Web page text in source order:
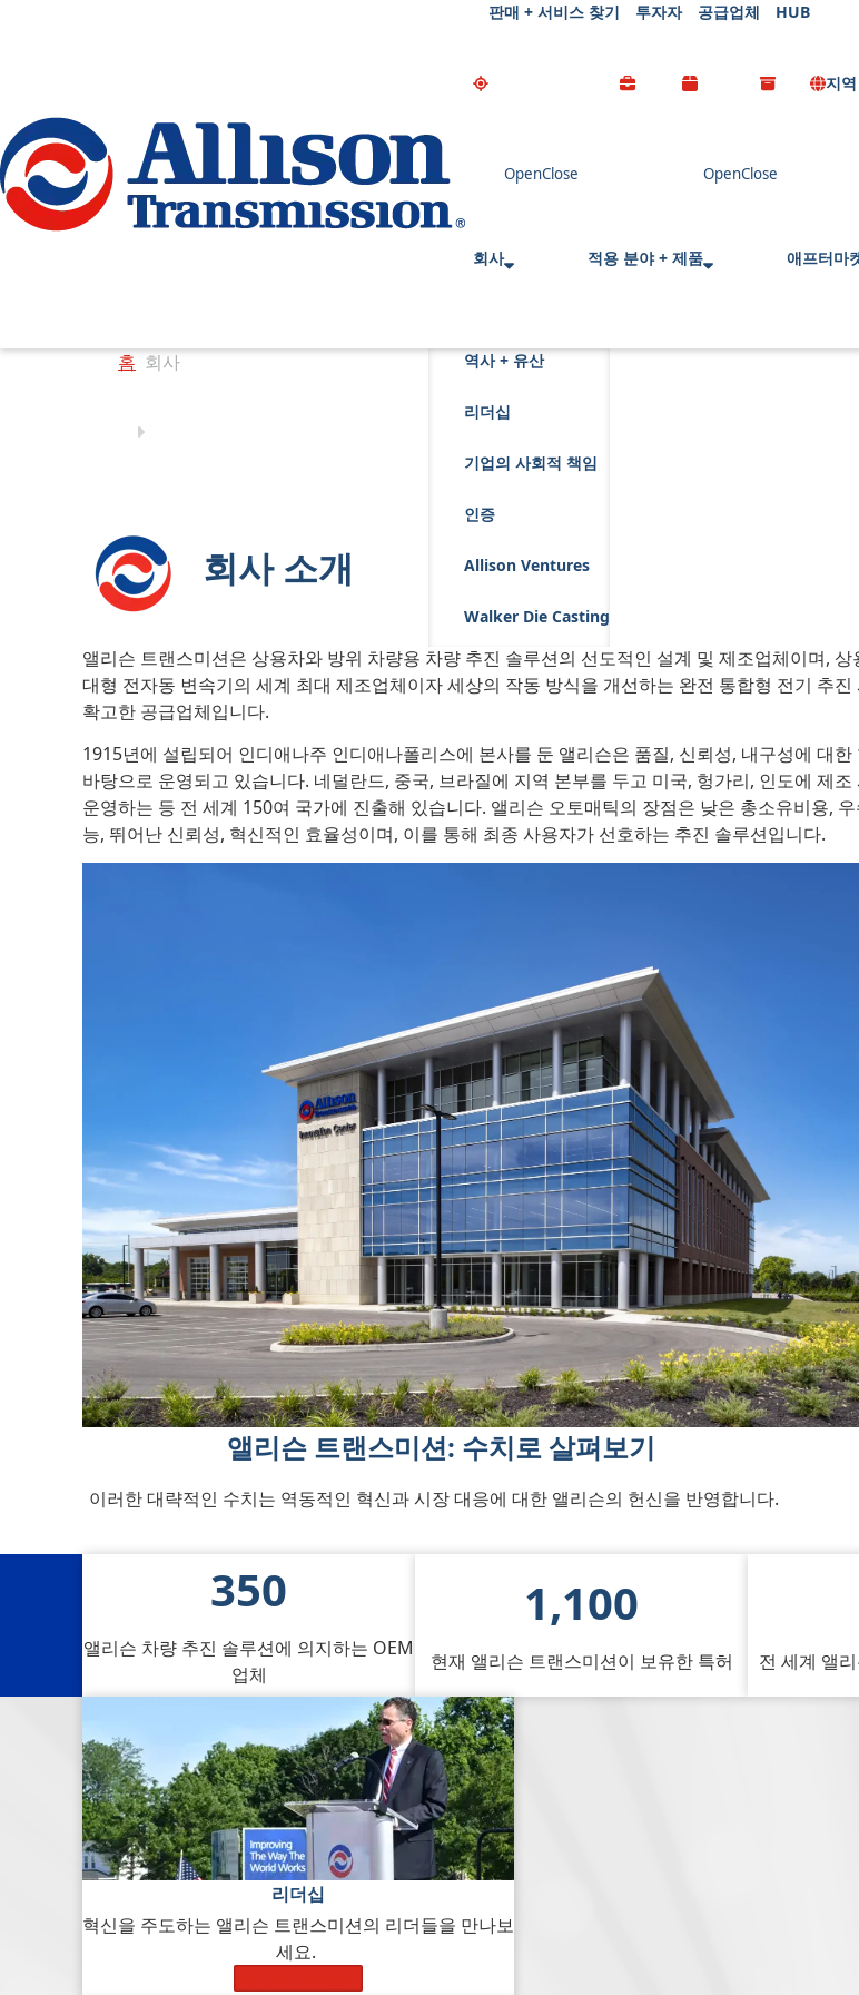
Go Home
판매 + 서비스 찾기 투자자 공급업체 HUB
지
회사
역사 + 유산
리더십
기업의 사회적 책임
인증
Allison Ventures
Walker Die Casting
적용 분야 + 제품 애프터마
홈 회사
회사 소개
앨리슨 트랜스미션은 상용차와 방위 차량용 차량 추진 솔루션의 선도적인 설계 및 제조업체이며, 상
대형 전자동 변속기의 세계 최대 제조업체이자 세상의 작동 방식을 개선하는 완전 통합형 전기 추진
확고한 공급업체입니다.
1915년에 설립되어 인디애나주 인디애나폴리스에 본사를 둔 앨리슨은 품질, 신뢰성, 내구성에 대한
바탕으로 운영되고 있습니다. 네덜란드, 중국, 브라질에 지역 본부를 두고 미국, 헝가리, 인도에 제조
운영하는 등 전 세계 150여 국가에 진출해 있습니다. 앨리슨 오토매틱의 장점은 낮은 총소유비용, 우
능, 뛰어난 신뢰성, 혁신적인 효율성이며, 이를 통해 최종 사용자가 선호하는 추진 솔루션입니다.
앨리슨 트랜스미션: 수치로 살펴보기
이러한 대략적인 수치는 역동적인 혁신과 시장 대응에 대한 앨리슨의 헌신을 반영합니다.
수치로 앨리슨 살펴보기
350
앨리슨 차량 추진 솔루션에 의지하는 OEM
업체
1,100
현재 앨리슨 트랜스미션이 보유한 특허 전 세계 앨
리더십
혁신을 주도하는 앨리슨 트랜스미션의 리더들을 만나보
세요.